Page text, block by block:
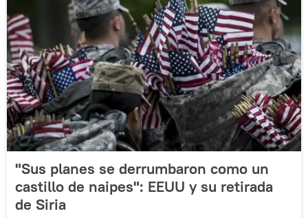
"Sus planes se derrumbaron como un
castillo de naipes": EEUU y su retirada
de Siria